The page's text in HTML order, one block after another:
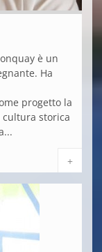
è un
Ha
progetto la
storica
+